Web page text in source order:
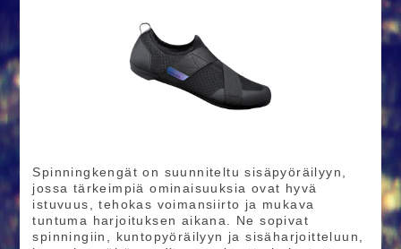
Spinningkengät on suunniteltu sisäpyöräilyyn,
jossa tärkeimpiä ominaisuuksia ovat hyvä
istuvuus, tehokas voimansiirto ja mukava
tuntuma harjoituksen aikana. Ne sopivat
spinningiin, kuntopyöräilyyn ja sisäharjoitteluun,